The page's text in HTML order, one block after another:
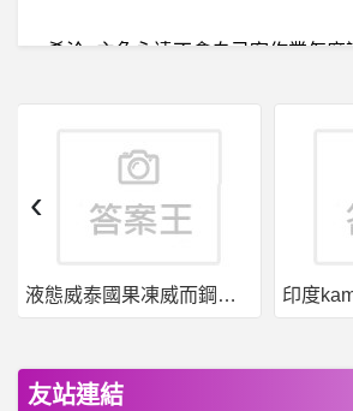
婚姻- 台北婚姻諮商 台北
超頻- 3700X 超頻電壓
液態威泰國果凍威而鋼哪裡買
‹
友站連結